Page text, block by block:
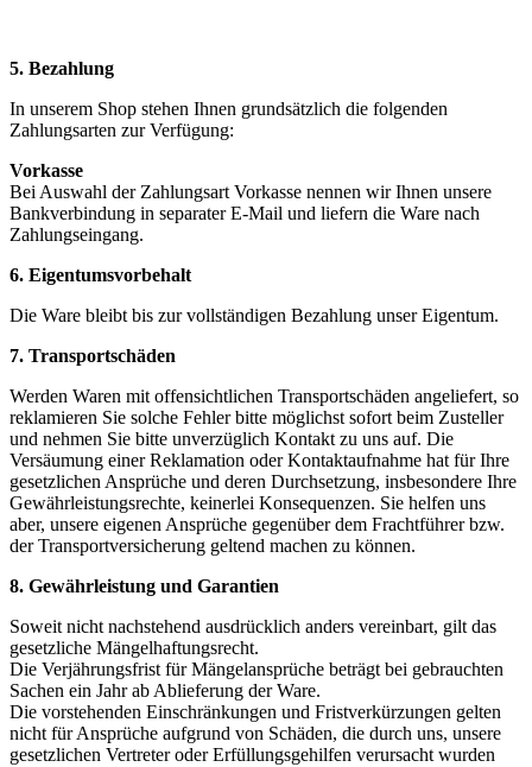
5. Bezahlung
In unserem Shop stehen Ihnen grundsätzlich die folgenden
Zahlungsarten zur Verfügung:
Vorkasse
Bei Auswahl der Zahlungsart Vorkasse nennen wir Ihnen unsere
Bankverbindung in separater E-Mail und liefern die Ware nach
Zahlungseingang.
6. Eigentumsvorbehalt
Die Ware bleibt bis zur vollständigen Bezahlung unser Eigentum.
7. Transportschäden
Werden Waren mit offensichtlichen Transportschäden angeliefert, so
reklamieren Sie solche Fehler bitte möglichst sofort beim Zusteller
und nehmen Sie bitte unverzüglich Kontakt zu uns auf. Die
Versäumung einer Reklamation oder Kontaktaufnahme hat für Ihre
gesetzlichen Ansprüche und deren Durchsetzung, insbesondere Ihre
Gewährleistungsrechte, keinerlei Konsequenzen. Sie helfen uns
aber, unsere eigenen Ansprüche gegenüber dem Frachtführer bzw.
der Transportversicherung geltend machen zu können.
8. Gewährleistung und Garantien
Soweit nicht nachstehend ausdrücklich anders vereinbart, gilt das
gesetzliche Mängelhaftungsrecht.
Die Verjährungsfrist für Mängelansprüche beträgt bei gebrauchten
Sachen ein Jahr ab Ablieferung der Ware.
Die vorstehenden Einschränkungen und Fristverkürzungen gelten
nicht für Ansprüche aufgrund von Schäden, die durch uns, unsere
gesetzlichen Vertreter oder Erfüllungsgehilfen verursacht wurden